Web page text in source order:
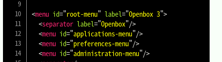
<menu id="root-menu" label="Openbox 3">
<separator label="Openbox"/>
<menu id="applications-menu"/>
<menu id="preferences-menu"/>
<menu id="administration-menu"/>